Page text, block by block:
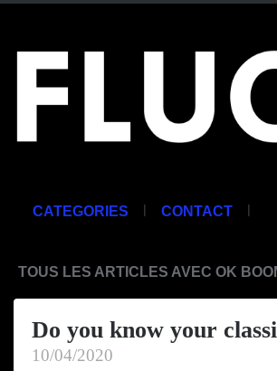
CATEGORIES | CONTACT |
TOUS LES ARTICLES AVEC OK
Do you know your
10/04/2020